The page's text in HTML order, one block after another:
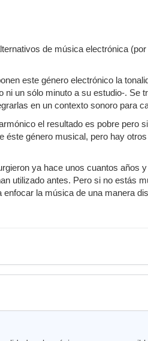
de música electrónica
este género electrónico la
un sólo minuto a su estudio-. Se
en un contexto sonoro para
el resultado es pobre pero
éste género musical, pero hay
ya hace unos cuantos años
utilizado antes. Pero si no estás
la música de una manera